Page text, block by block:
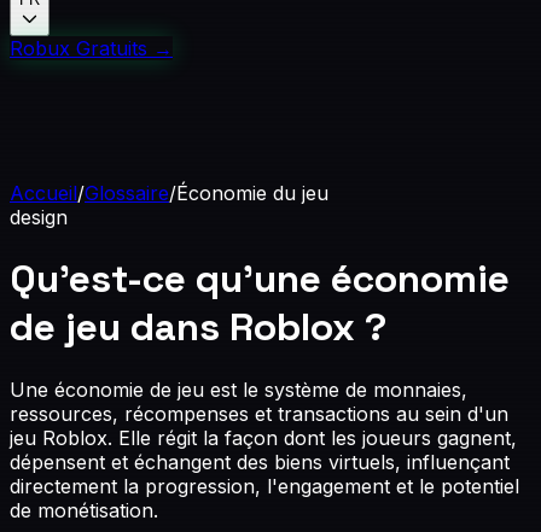
Robux Gratuits →
Accueil/Glossaire/Économie du jeu
design
Qu'est-ce qu'une économie
de jeu dans Roblox ?
Une économie de jeu est le système de monnaies,
ressources, récompenses et transactions au sein d'un
jeu Roblox. Elle régit la façon dont les joueurs gagnent,
dépensent et échangent des biens virtuels, influençant
directement la progression, l'engagement et le potentiel
de monétisation.